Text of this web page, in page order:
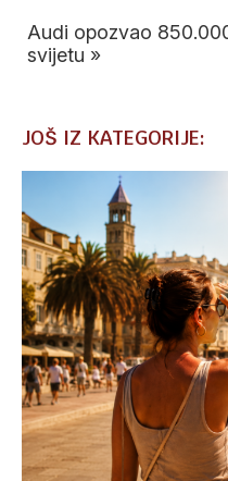
Audi opozvao
svijetu »
JOŠ IZ KATEGORIJE: